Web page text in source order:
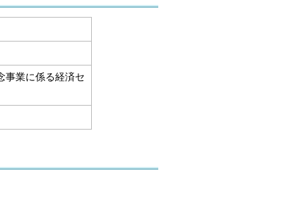
事業に係る経済セ